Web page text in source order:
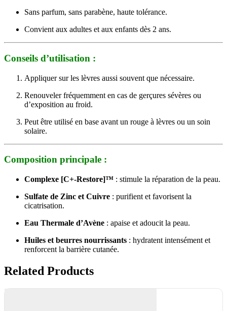
Sans parfum, sans parabène, haute tolérance.
Convient aux adultes et aux enfants dès 2 ans.
Conseils d’utilisation :
Appliquer sur les lèvres aussi souvent que nécessaire.
Renouveler fréquemment en cas de gerçures sévères ou
d’exposition au froid.
Peut être utilisé en base avant un rouge à lèvres ou un soin
solaire.
Composition principale :
Complexe [C+-Restore]™ : stimule la réparation de la peau.
Sulfate de Zinc et Cuivre : purifient et favorisent la
cicatrisation.
Eau Thermale d’Avène : apaise et adoucit la peau.
Huiles et beurres nourrissants : hydratent intensément et
renforcent la barrière cutanée.
Related Products